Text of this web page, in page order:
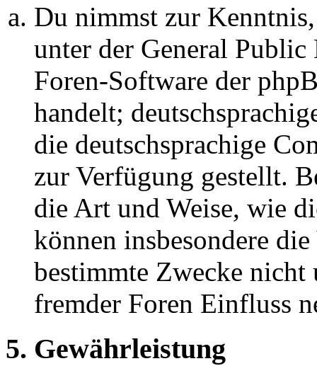
Du nimmst zur
unter der General
Foren-Software der
handelt;
die deutschsprachige
zur Verfügung gestellt.
die Art und Weise, wie
können insbesondere
bestimmte Zwecke nicht
fremder Foren Einfluss
5. Gewährleistung